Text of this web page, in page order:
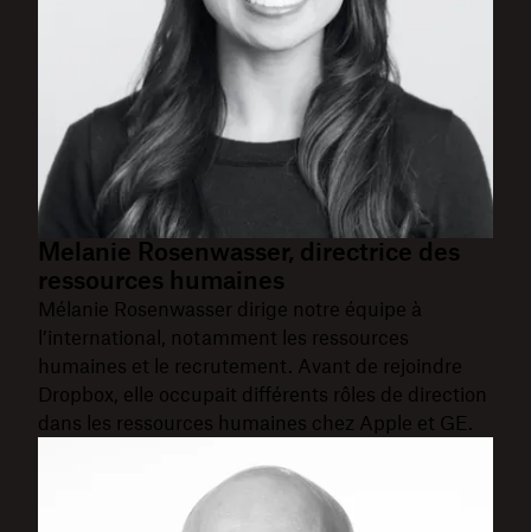
Melanie Rosenwasser, directrice des
ressources humaines
Mélanie Rosenwasser dirige notre équipe à
l’international, notamment les ressources
humaines et le recrutement. Avant de rejoindre
Dropbox, elle occupait différents rôles de direction
dans les ressources humaines chez Apple et GE.